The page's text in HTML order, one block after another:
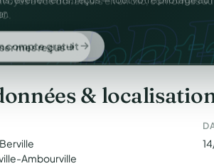
compte gratuit
&
Ambourville